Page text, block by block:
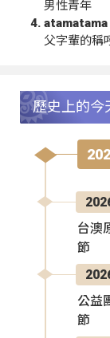
男性青年
atamatama
父字輩的稱
歷史上的今
台澳
節
公益
節